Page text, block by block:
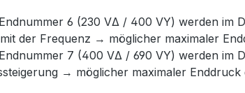
6 (230 VΔ / 400 VY) werden im
der Frequenz → möglicher maximaler
7 (400 VΔ / 690 VY) werden im
→ möglicher maximaler Enddruck